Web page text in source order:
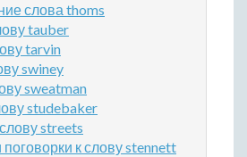
слова thoms
tauber
tarvin
swiney
sweatman
studebaker
streets
к слову stennett